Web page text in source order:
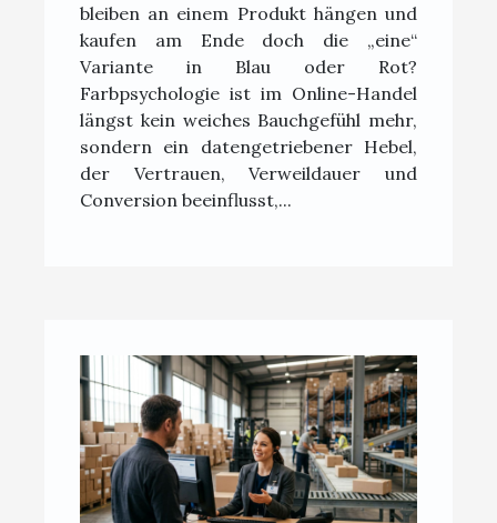
bleiben an einem Produkt hängen und
kaufen am Ende doch die „eine“
Variante in Blau oder Rot?
Farbpsychologie ist im Online-Handel
längst kein weiches Bauchgefühl mehr,
sondern ein datengetriebener Hebel,
der Vertrauen, Verweildauer und
Conversion beeinflusst,...